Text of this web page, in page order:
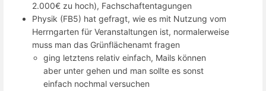
2.000€ zu hoch), Fachschaftentagungen
Physik (FB5) hat gefragt, wie es mit Nutzung vom
Herrngarten für Veranstaltungen ist, normalerweise
muss man das Grünflächenamt fragen
ging letztens relativ einfach, Mails können
aber unter gehen und man sollte es sonst
einfach nochmal versuchen